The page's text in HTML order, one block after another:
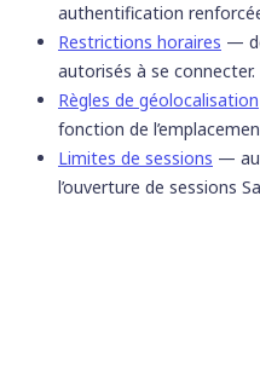
authentification
Restrictions horaires —
autorisés à se connecter.
Règles de géolocalisation
fonction de
Limites de sessions —
l’ouverture de sessions